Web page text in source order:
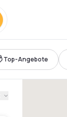
Top-Angebote